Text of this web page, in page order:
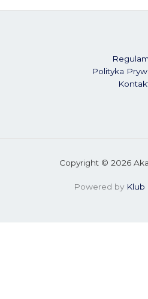
Polityka
Copyright © 2026
Powered by Klub